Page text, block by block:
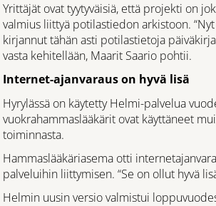
Yrittäjät ovat tyytyväisiä, että projekti on
valmius liittyä potilastiedon arkistoon.
kirjannut tähän asti potilastietoja
vasta kehitellään, Maarit Saario pohtii.
Internet-ajanvaraus on hyvä lisä
Hyrylässä on käytetty Helmi-palvelua
vuokrahammaslääkärit ovat käyttäneet
toiminnasta.
Hammaslääkäriasema otti
palveluihin liittymisen. “Se on ollut hyvä
Helmin uusin versio valmistui